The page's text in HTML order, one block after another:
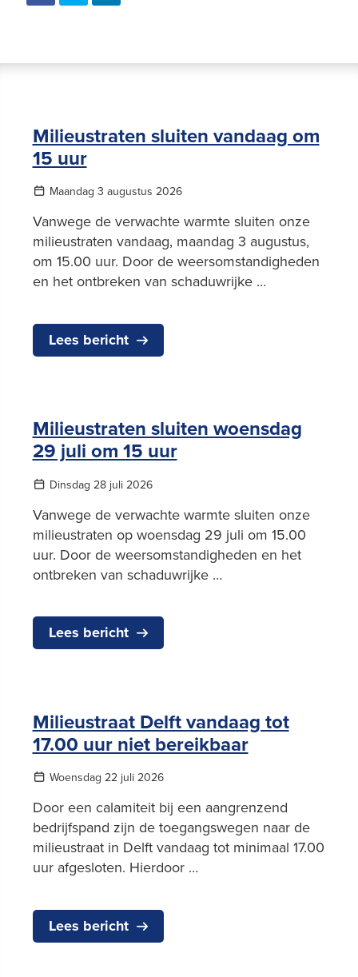
Milieustraten sluiten vandaag om
15 uur
Maandag 3 augustus 2026
Vanwege de verwachte warmte sluiten onze
milieustraten vandaag, maandag 3 augustus,
om 15.00 uur. Door de weersomstandigheden
en het ontbreken van schaduwrijke …
Lees bericht
Milieustraten sluiten woensdag
29 juli om 15 uur
Dinsdag 28 juli 2026
Vanwege de verwachte warmte sluiten onze
milieustraten op woensdag 29 juli om 15.00
uur. Door de weersomstandigheden en het
ontbreken van schaduwrijke …
Lees bericht
Milieustraat Delft vandaag tot
17.00 uur niet bereikbaar
Woensdag 22 juli 2026
Door een calamiteit bij een aangrenzend
bedrijfspand zijn de toegangswegen naar de
milieustraat in Delft vandaag tot minimaal 17.00
uur afgesloten. Hierdoor …
Lees bericht